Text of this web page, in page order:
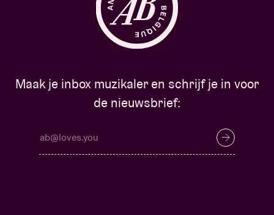
Maak je inbox muzikaler en schrijf je in voor
de nieuwsbrief: